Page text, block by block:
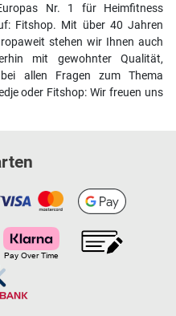
Nr. 1 für Heimfitness
Fitshop. Mit über 40 Jahren
stehen wir Ihnen auch
mit gewohnter Qualität,
allen Fragen zum Thema
oder Fitshop: Wir freuen uns